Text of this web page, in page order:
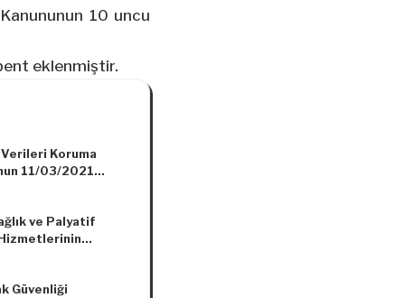
10 uncu
eklenmiştir.
Koruma
11/03/2021
ve Palyatif
Güvenliği